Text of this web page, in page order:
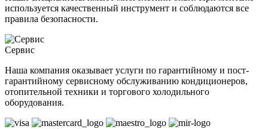
используется качественный инструмент и соблюдаются все
правила безопасности.
Сервис
Наша компания оказывает услуги по гарантийному и пост-
гарантийному сервисному обслуживанию кондиционеров,
отопительной техники и торгового холодильного
оборудования.